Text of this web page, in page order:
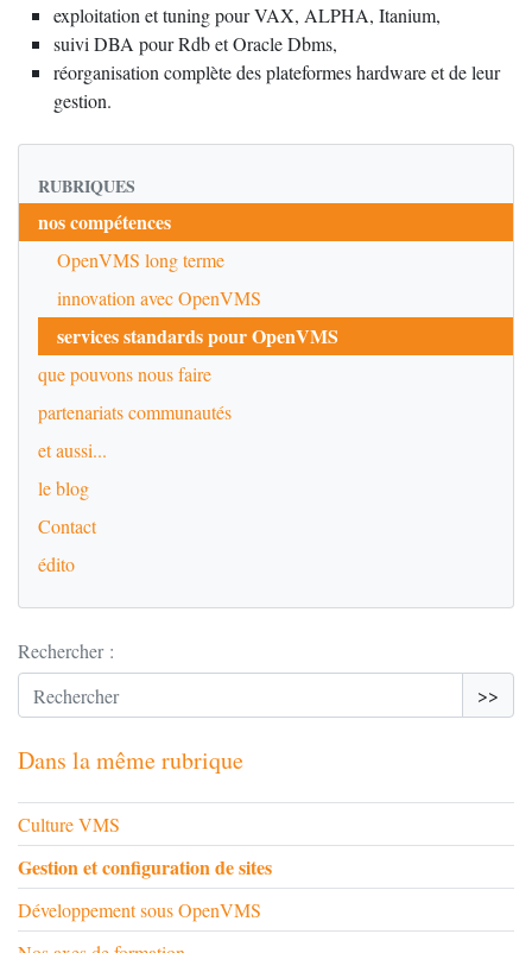
exploitation et tuning pour VAX, ALPHA, Itanium,
suivi DBA pour Rdb et Oracle Dbms,
réorganisation complète des plateformes hardware et de leur
gestion.
RUBRIQUES
nos compétences
OpenVMS long terme
innovation avec OpenVMS
services standards pour OpenVMS
que pouvons nous faire
partenariats communautés
et aussi...
le blog
Contact
édito
Rechercher :
>>
Dans la même rubrique
Culture VMS
Gestion et configuration de sites
Développement sous OpenVMS